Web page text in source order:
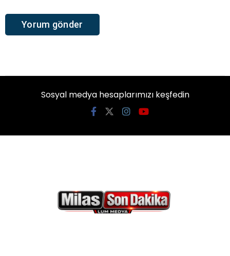
Sosyal medya hesaplarımızı keşfedin